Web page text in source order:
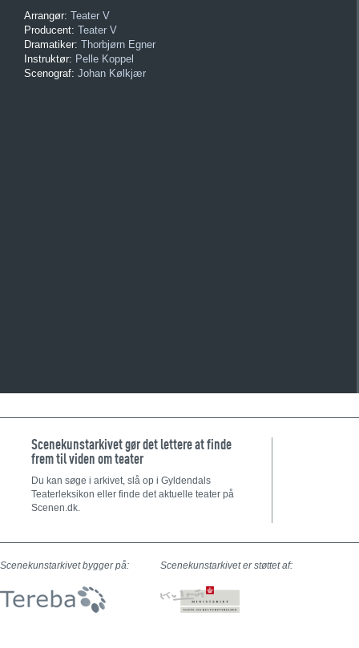
Arrangør: Teater V
Producent: Teater V
Dramatiker: Thorbjørn Egner
Instruktør: Pelle Koppel
Scenograf: Johan Kølkjær
Scenekunstarkivet gør det lettere at finde
frem til viden om teater
Du kan søge i arkivet, slå op i Gyldendals
Teaterleksikon eller finde det aktuelle teater på
Scenen.dk.
Scenekunstarkivet bygger på: Scenekunstarkivet er støttet af: